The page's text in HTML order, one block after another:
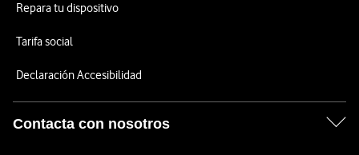
Repara tu dispositivo
Tarifa social
Declaración Accesibilidad
Contacta con nosotros